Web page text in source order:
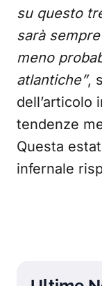
su questo
sarà
meno
atlantiche”,
dell’articolo
tendenze
Questa
infernale